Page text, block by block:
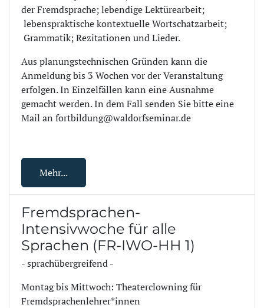
der Fremdsprache; lebendige Lektürearbeit;
lebenspraktische kontextuelle Wortschatzarbeit;
Grammatik; Rezitationen und Lieder.
Aus planungstechnischen Gründen kann die
Anmeldung bis 3 Wochen vor der Veranstaltung
erfolgen. In Einzelfällen kann eine Ausnahme
gemacht werden. In dem Fall senden Sie bitte eine
Mail an fortbildung@waldorfseminar.de
Mehr...
Fremdsprachen-
Intensivwoche für alle
Sprachen (FR-IWO-HH 1)
- sprachübergreifend -
Montag bis Mittwoch: Theaterclowning für
Fremdsprachenlehrer*innen